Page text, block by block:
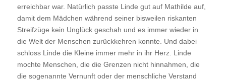
erreichbar war. Natürlich passte Linde gut auf Mathilde auf,
damit dem Mädchen während seiner bisweilen riskanten
Streifzüge kein Unglück geschah und es immer wieder in
die Welt der Menschen zurückkehren konnte. Und dabei
schloss Linde die Kleine immer mehr in ihr Herz. Linde
mochte Menschen, die die Grenzen nicht hinnahmen, die
die sogenannte Vernunft oder der menschliche Verstand